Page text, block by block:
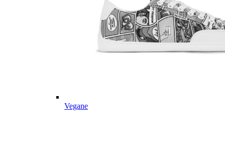
Vegane